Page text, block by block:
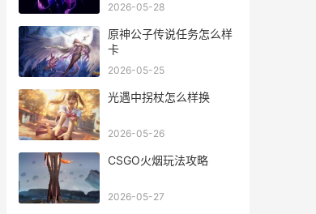
2026-05-28
原神公子传说任务怎么样
卡
2026-05-25
光遇中拐杖怎么样换
2026-05-26
CSGO火烟玩法攻略
2026-05-27